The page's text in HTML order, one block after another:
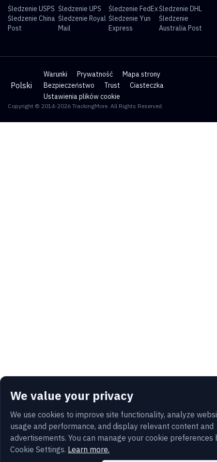
We value your privacy
We use cookies to improve site functionality, analyze
usage and performance, and display relevant content and
advertisements. You can manage your cookie preferences
Cookie Settings. Learn more.
Śledzenie USPS Śledzenie UPS Śledzenie FedExŚledzenie DHL
Śledzenie China
Post
Śledzenie Royal
Mail
Śledzenie Yun
Express
Śledzenie
Australia Post
Polski
Warunki Prywatność
Mapa strony
Bezpieczeństwo
Trust
Ciasteczka
Ustawienia plików cookie
Copyright © 2014-2026 TrackingMore. All Rights Reserved.